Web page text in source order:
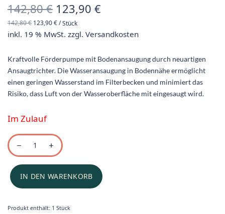
142,80€ Ursprünglicher
Preis war:
123,90€
142,80€ 123,90€/Stück
inkl. 19 % MwSt. zzgl.Versandkosten
Kraftvolle Förderpumpe mit Bodenansaugung durch neuartigen
Ansaugtrichter. Die Wasseransaugung in Bodennähe ermöglicht
einen geringen Wasserstand im Filterbecken und minimiert das
Risiko, dass Luft von der Wasseroberfläche mit eingesaugt wird.
Im Zulauf
IN DEN WARENKORB
Produkt enthält: 1Stück